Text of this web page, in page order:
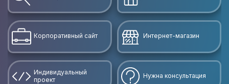
Корпоративный сайт Интернет-магазин
Индивидуальный
проект
Нужна консультация